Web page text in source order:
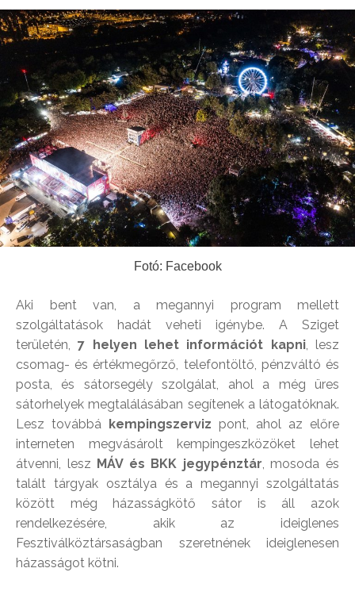
Fotó: Facebook
Aki bent van, a megannyi program mellett
szolgáltatások hadát veheti igénybe. A Sziget
területén,7 helyen lehet információt kapni, lesz
csomag- és értékmegőrző, telefontöltő, pénzváltó és
posta, és sátorsegély szolgálat, ahol a még üres
sátorhelyek megtalálásában segítenek a látogatóknak.
Lesz továbbá kempingszerviz pont, ahol az előre
interneten megvásárolt kempingeszközöket lehet
átvenni, lesz MÁV és BKK jegypénztár, mosoda és
talált tárgyak osztálya és a megannyi szolgáltatás
között még házasságkötő sátor is áll azok
rendelkezésére, akik az ideiglenes
Fesztiválköztársaságban szeretnének ideiglenesen
házasságot kötni.